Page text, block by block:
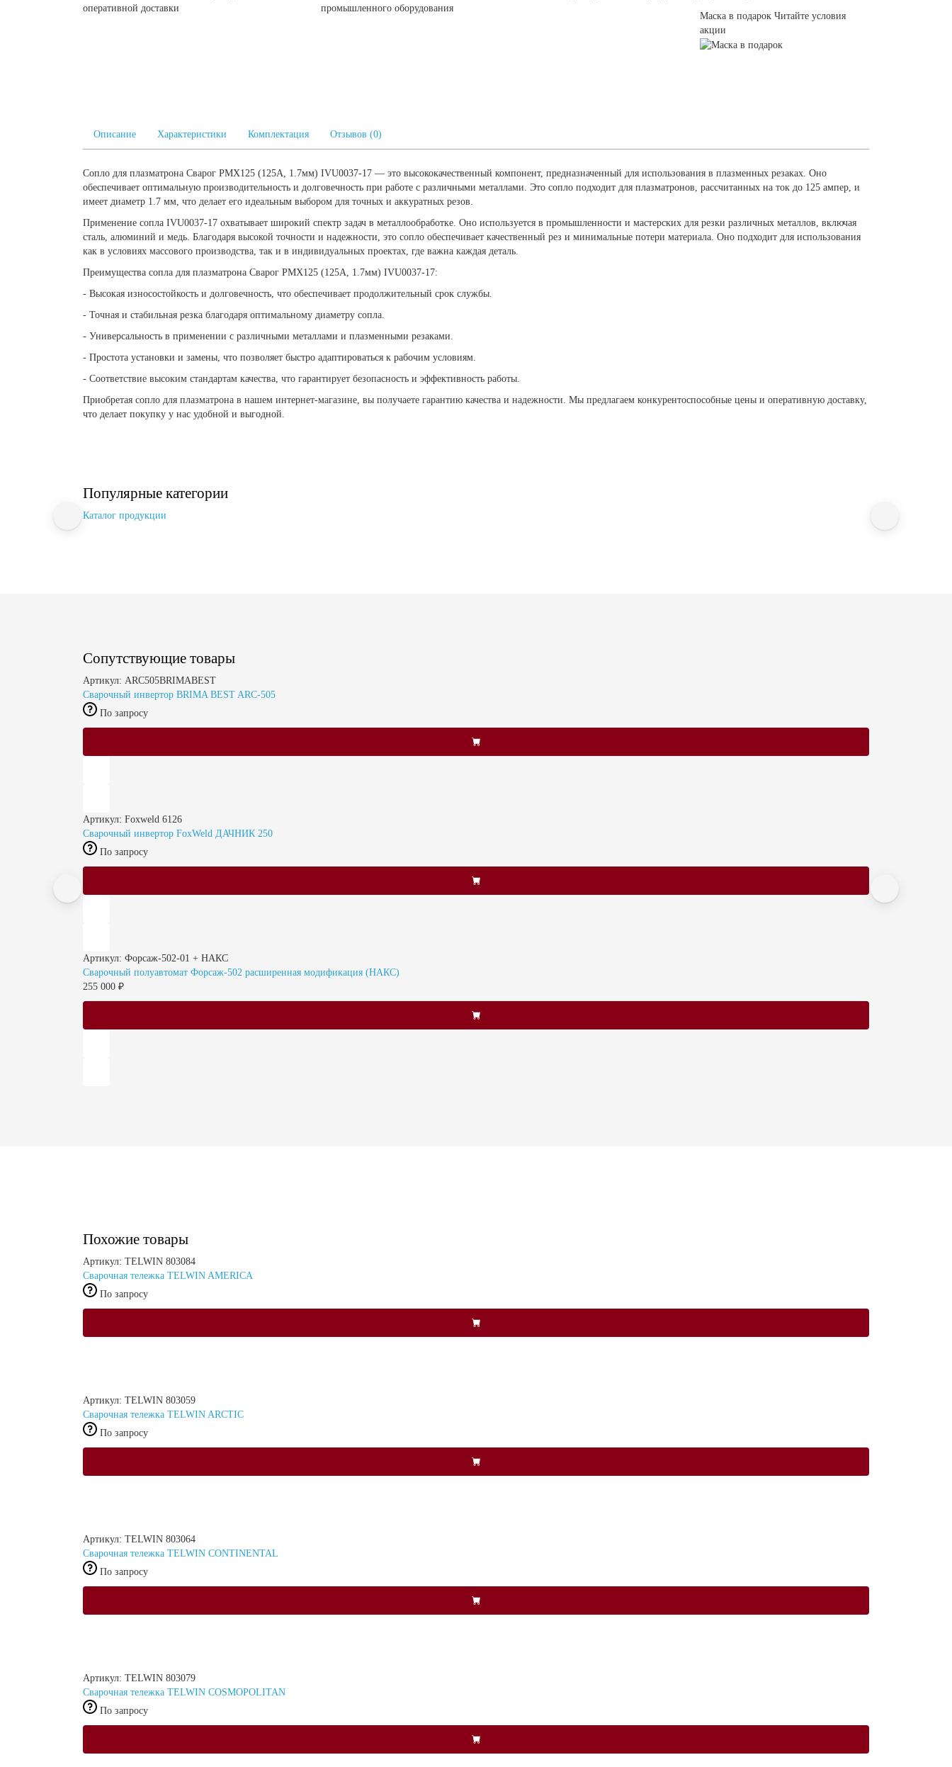
Маска в подарок Читайте условия
акции
оперативной доставки
промышленного оборудования
Описание Характеристики Комплектация Отзывов (0)
Сопло для плазматрона Сварог PMX125 (125А, 1.7мм) IVU0037-17 — это высококачественный компонент, предназначенный для использования в плазменных резаках. Оно
обеспечивает оптимальную производительность и долговечность при работе с различными металлами. Это сопло подходит для плазматронов, рассчитанных на ток до 125 ампер, и
имеет диаметр 1.7 мм, что делает его идеальным выбором для точных и аккуратных резов.
Применение сопла IVU0037-17 охватывает широкий спектр задач в металлообработке. Оно используется в промышленности и мастерских для резки различных металлов, включая
сталь, алюминий и медь. Благодаря высокой точности и надежности, это сопло обеспечивает качественный рез и минимальные потери материала. Оно подходит для использования
как в условиях массового производства, так и в индивидуальных проектах, где важна каждая деталь.
Преимущества сопла для плазматрона Сварог PMX125 (125А, 1.7мм) IVU0037-17:
- Высокая износостойкость и долговечность, что обеспечивает продолжительный срок службы.
- Точная и стабильная резка благодаря оптимальному диаметру сопла.
- Универсальность в применении с различными металлами и плазменными резаками.
- Простота установки и замены, что позволяет быстро адаптироваться к рабочим условиям.
- Соответствие высоким стандартам качества, что гарантирует безопасность и эффективность работы.
Приобретая сопло для плазматрона в нашем интернет-магазине, вы получаете гарантию качества и надежности. Мы предлагаем конкурентоспособные цены и оперативную доставку,
что делает покупку у нас удобной и выгодной.
Популярные категории
Каталог продукции
Сопутствующие товары
Артикул: ARC505BRIMABEST
Сварочный инвертор BRIMA BEST ARC-505
По запросу
Артикул: Foxweld 6126
Сварочный инвертор FoxWeld ДАЧНИК 250
По запросу
Артикул: Форсаж-502-01 + НАКС
Сварочный полуавтомат Форсаж-502 расширенная модификация (НАКС)
255 000 ₽
Похожие товары
Артикул: TELWIN 803084
Сварочная тележка TELWIN AMERICA
По запросу
Артикул: TELWIN 803059
Сварочная тележка TELWIN ARCTIC
По запросу
Артикул: TELWIN 803064
Сварочная тележка TELWIN CONTINENTAL
По запросу
Артикул: TELWIN 803079
Сварочная тележка TELWIN COSMOPOLITAN
По запросу